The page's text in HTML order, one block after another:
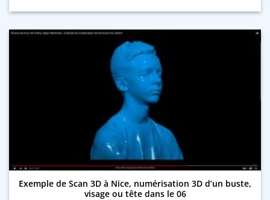
Exemple de Scan 3D à Nice, numérisation 3D d’un buste,
visage ou tête dans le 06